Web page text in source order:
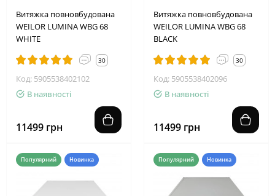
Витяжка повновбудована
WEILOR LUMINA WBG 68
WHITE
30
Код: 5905538402102
В наявності
11499 грн
Витяжка повновбудована
WEILOR LUMINA WBG 68
BLACK
30
Код: 5905538402096
В наявності
11499 грн
Популярний Новинка Популярний Новинка